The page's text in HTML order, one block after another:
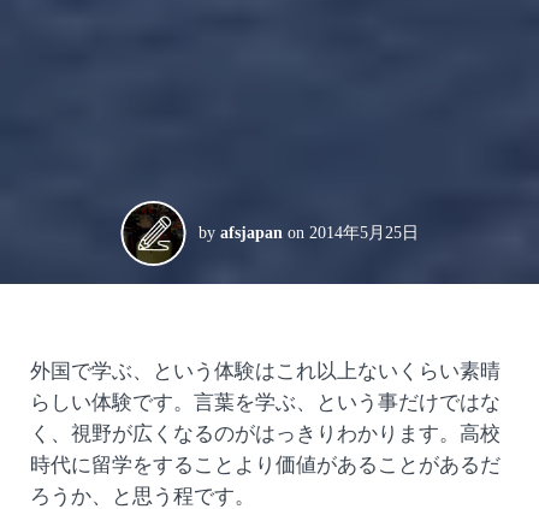
by afsjapan on 2014年5月25日
外国で学ぶ、という体験はこれ以上ないくらい素晴
らしい体験です。言葉を学ぶ、という事だけではな
く、視野が広くなるのがはっきりわかります。高校
時代に留学をすることより価値があることがあるだ
ろうか、と思う程です。